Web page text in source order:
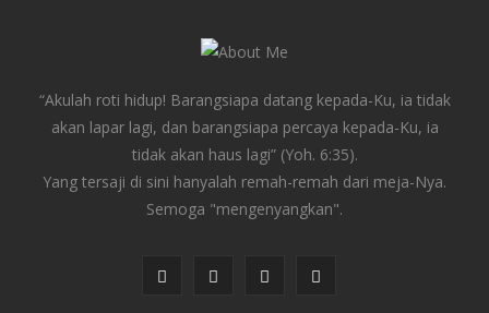
“Akulah roti hidup! Barangsiapa datang kepada-Ku, ia tidak
akan lapar lagi, dan barangsiapa percaya kepada-Ku, ia
tidak akan haus lagi” (Yoh. 6:35).
Yang tersaji di sini hanyalah remah-remah dari meja-Nya.
Semoga "mengenyangkan".